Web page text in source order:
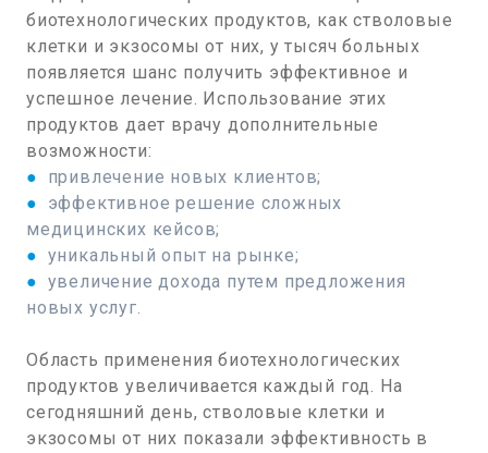
биотехнологических продуктов, как стволовые
клетки и экзосомы от них, у тысяч больных
появляется шанс получить эффективное и
успешное лечение. Использование этих
продуктов дает врачу дополнительные
возможности:
● привлечение новых клиентов;
● эффективное решение сложных
медицинских кейсов;
● уникальный опыт на рынке;
● увеличение дохода путем предложения
новых услуг.
Область применения биотехнологических
продуктов увеличивается каждый год. На
сегодняшний день, стволовые клетки и
экзосомы от них показали эффективность в